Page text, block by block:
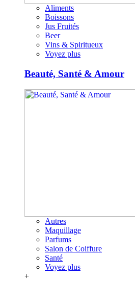
Aliments
Boissons
Jus Fruités
Beer
Vins & Spiritueux
Voyez plus
Beauté, Santé & Amour
Autres
Maquillage
Parfums
Salon de Coiffure
Santé
Voyez plus
+